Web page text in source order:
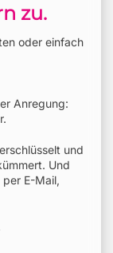
zu.
oder einfach
Anregung:
und
Und
E-Mail,